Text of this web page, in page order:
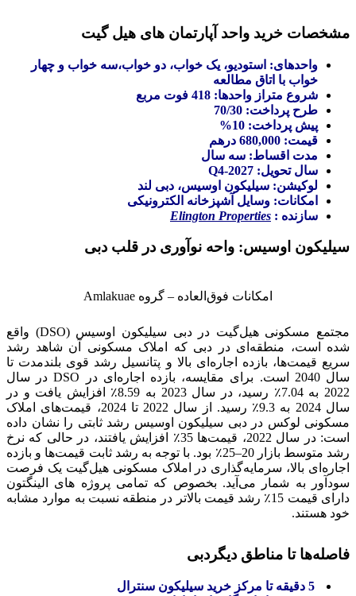
مشخصات خرید واحد آپارتمان های هیل گیت
واحدهای: استودیو، یک خواب، دو خواب،سه خواب و چهار
خواب با اتاق مطالعه
شروع متراز واحدها: 418 فوت مربع
طرح پرداخت: 70/30
پیش پرداخت: 10%
قیمت: 680,000 درهم
مدت اقساط: سه سال
سال تحویل: Q4-2027
لوکیشن: سیلیکون اوسیس، دبی لند
امکانات: وسایل آشپزخانه الکترونیکی
سازنده : Elington Properties
سیلیکون اوسیس: واحه نوآوری در قلب دبی
امکانات فوق‌العاده – گروه Amlakuae
مجتمع مسکونی هیل‌گیت در دبی سیلیکون اوسیس (DSO) واقع
شده است، منطقه‌ای در دبی که املاک مسکونی آن شاهد رشد
سریع قیمت‌ها، بازده اجاره‌ای بالا و پتانسیل رشد قوی بلندمدت تا
سال 2040 است. برای مقایسه، بازده اجاره‌ای در DSO در سال
2022 به 7.04٪ رسید، در سال 2023 به 8.59٪ افزایش یافت و در
سال 2024 به 9.3٪ رسید. از سال 2022 تا 2024، قیمت‌های املاک
مسکونی لوکس در دبی سیلیکون اوسیس رشد ثابتی را نشان داده
است: در سال 2022، قیمت‌ها 35٪ افزایش یافتند، در حالی که نرخ
رشد متوسط بازار 20–25٪ بود. با توجه به رشد ثابت قیمت‌ها و بازده
اجاره‌ای بالا، سرمایه‌گذاری در املاک مسکونی هیل‌گیت یک فرصت
سودآور به شمار می‌آید. بخصوص که تمامی پروژه های الینگتون
دارای قیمت 15٪ رشد قیمت بالاتر در منطقه نسبت به موارد مشابه
خود هستند.
فاصله‌ها تا مناطق دیگردبی